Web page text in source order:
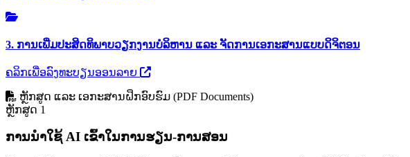
3. ການເພີ່ມປະສິດທິພາບວຽກງານບໍລິຫານ ແລະ ຈັດການເອກະສານແບບດິຈິຕອນ
ຄລິກເພື່ອລົງທະບຽນອອນລາຍ
ຫຼັກສູດ ແລະ ເອກະສານຝຶກອົບຮົມ (PDF Documents)
ຫຼັກສູດ 1
ການນໍາໃຊ້ AI ເຂົ້າໃນການຮຽນ-ການສອນ